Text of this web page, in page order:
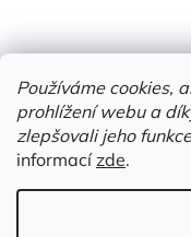
Používáme cookies,
prohlížení webu a
zlepšovali jeho
informacízde.